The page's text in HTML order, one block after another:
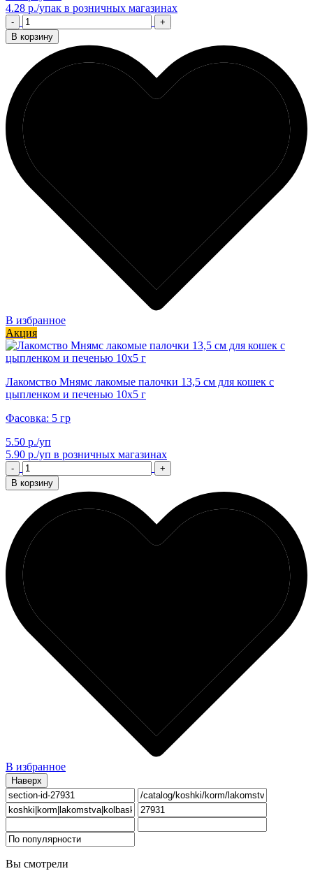
4.28 р./упак в розничных магазинах
-
+
В корзину
В избранное
Акция
Лакомство Мнямс лакомые палочки 13,5 см для кошек с
цыпленком и печенью 10х5 г
Фасовка: 5 гр
5.50 р./уп
5.90 р./уп в розничных магазинах
-
+
В корзину
В избранное
Наверх
Вы смотрели